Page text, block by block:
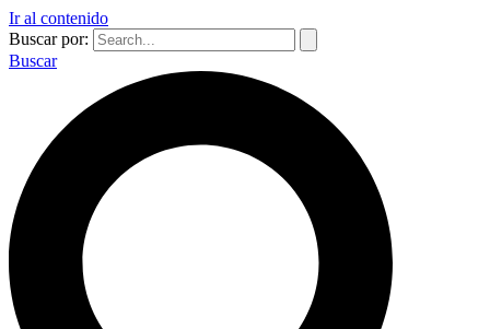
Ir al contenido
Buscar por:
Buscar